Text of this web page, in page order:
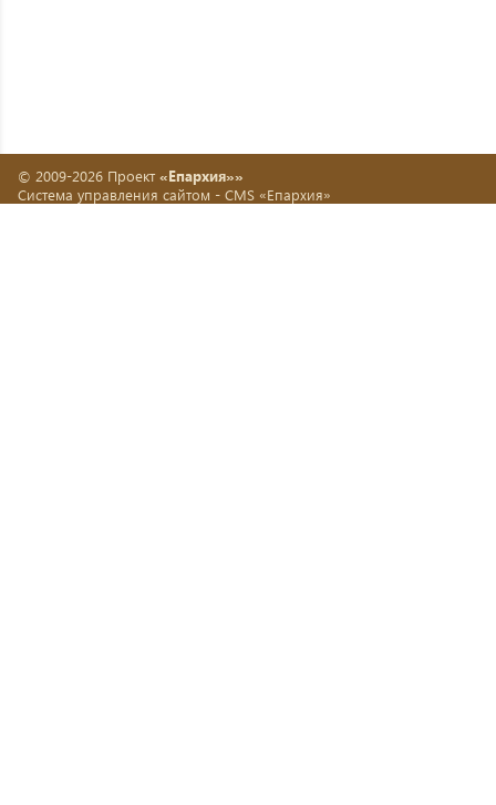
© 2009-2026 Проект «Епархия»»
Система управления сайтом - CMS «Епархия»